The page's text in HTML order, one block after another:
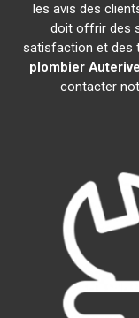
les avis des
doit offrir des
satisfaction et des
plombier Auterive
contacter